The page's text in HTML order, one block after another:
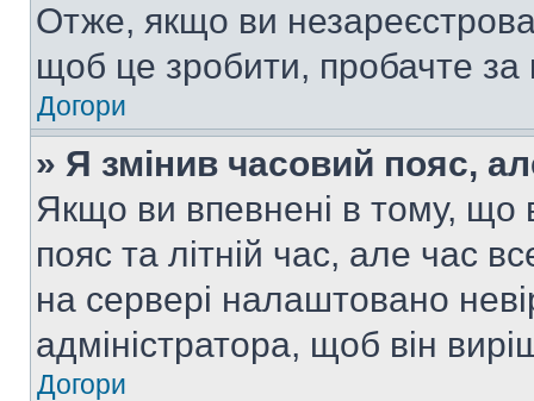
Отже, якщо ви
щоб це зробити, пробачте за
Догори
» Я змінив часовий пояс,
Якщо ви впевнені в тому, що
пояс та літній час, але час
на сервері налаштовано
адміністратора, щоб він
Догори